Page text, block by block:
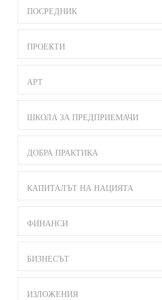
ПОСРЕДНИК
ПРОЕКТИ
АРТ
ШКОЛА ЗА ПРЕДПРИЕМАЧИ
ДОБРА ПРАКТИКА
КАПИТАЛЪТ НА НАЦИЯТА
ФИНАНСИ
БИЗНЕСЪТ
ИЗЛОЖЕНИЯ